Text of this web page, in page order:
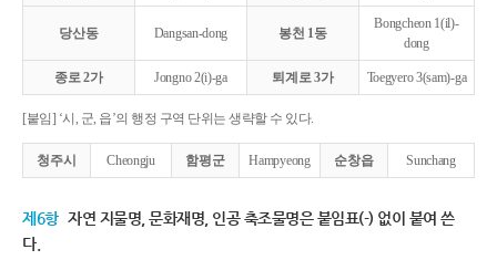
당산동 Dangsan-dong 봉천 1동
Bongcheon 1(il)-
dong
종로 2가 Jongno 2(i)-ga 퇴계로 3가 Toegyero 3(sam)-ga
[붙임] ‘시, 군, 읍’의 행정 구역 단위는 생략할 수 있다.
청주시 Cheongju 함평군 Hampyeong 순창읍 Sunchang
제6항 자연 지물명, 문화재명, 인공 축조물명은 붙임표(-) 없이 붙여 쓴
다.